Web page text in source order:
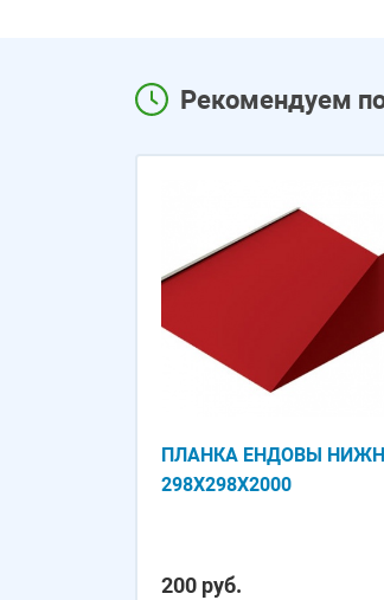
Рекомендуем
ПЛАНКА ЕНДОВЫ
298Х298Х2000
200 руб.